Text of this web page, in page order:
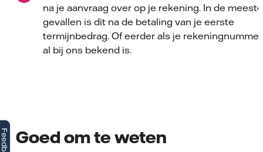
na je aanvraag over op je rekening. In de meeste
gevallen is dit na de betaling van je eerste
termijnbedrag. Of eerder als je rekeningnummer
al bij ons bekend is.
Goed om te weten